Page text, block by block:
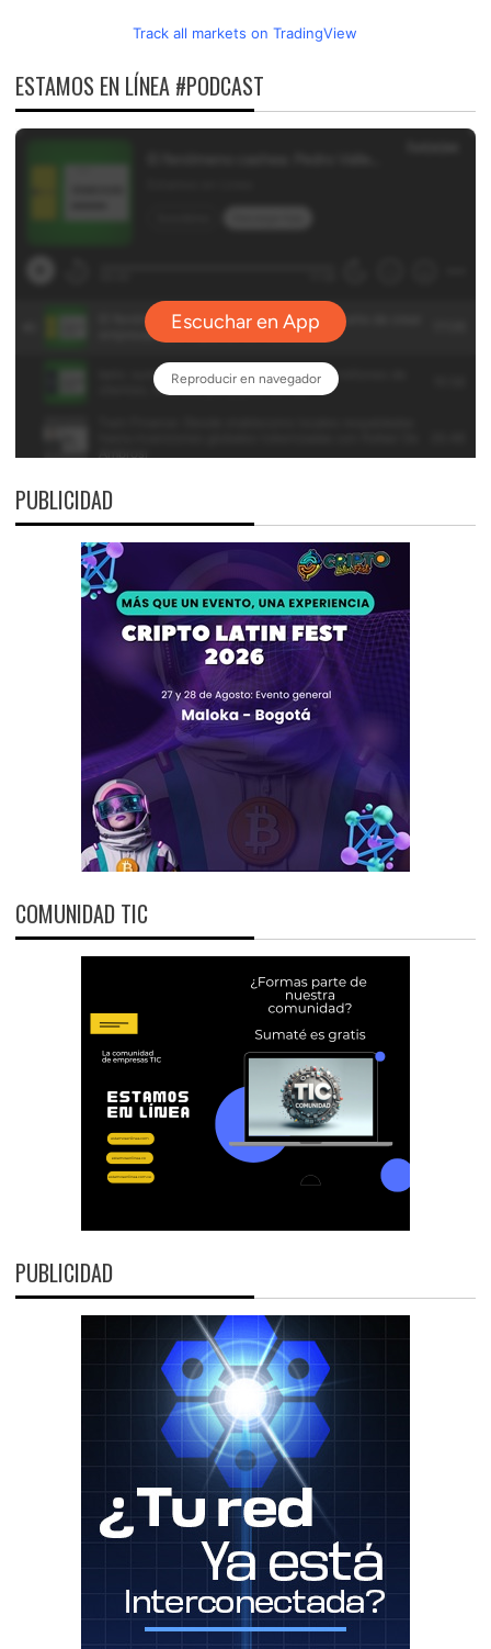
Track all markets on TradingView
ESTAMOS EN LÍNEA #PODCAST
PUBLICIDAD
COMUNIDAD TIC
PUBLICIDAD